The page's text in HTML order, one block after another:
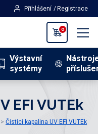
Přihlášení Registrace
0
Výstavní
systémy
EFI VUTEk
Čistící kapalina UV EFI VUTEk